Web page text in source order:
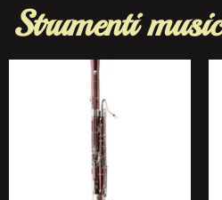
Strumenti